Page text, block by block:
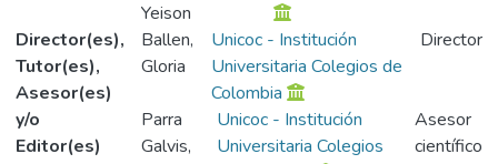
Yeison
Director(es),
Tutor(es),
Asesor(es)
y/o
Editor(es)
Ballen,
Gloria
Unicoc - Institución
Universitaria Colegios de
Colombia
Director
Parra
Galvis,
Unicoc - Institución
Universitaria Colegios
Asesor
científico